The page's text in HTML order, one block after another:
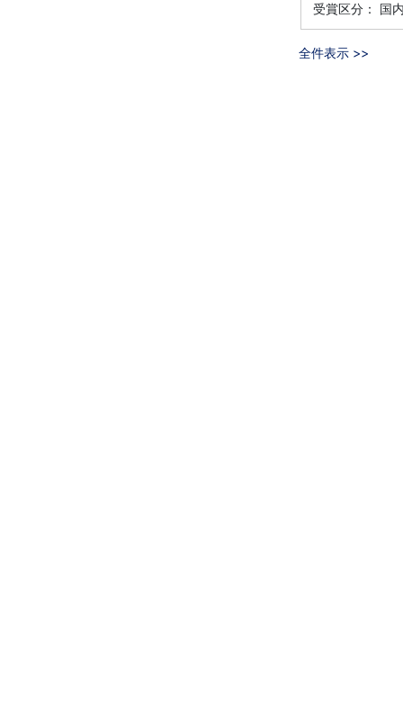
受賞区分： 国
全件表示 >>